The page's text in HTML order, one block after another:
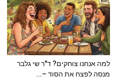
למה אנחנו צוחקים? ד"ר שי גלבר
מנסה לפצח את הסוד –...